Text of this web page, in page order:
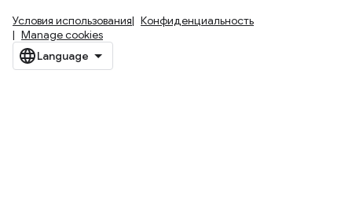
Условия использования
Конфиденциальность
Manage cookies